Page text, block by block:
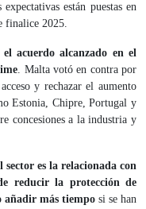
están puestas en
finalice 2025.
acuerdo alcanzado en el
. Malta votó en contra por
y rechazar el aumento
Estonia, Chipre, Portugal y
concesiones a la industria y
sector es la relacionada con
reducir la protección de
añadir más tiempo si se han